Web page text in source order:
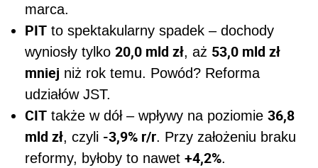
marca.
PIT to spektakularny spadek – dochody
wyniosły tylko 20,0 mld zł, aż 53,0 mld zł
mniej niż rok temu. Powód? Reforma
udziałów JST.
CIT także w dół – wpływy na poziomie 36,8
mld zł, czyli -3,9% r/r. Przy założeniu braku
reformy, byłoby to nawet +4,2%.